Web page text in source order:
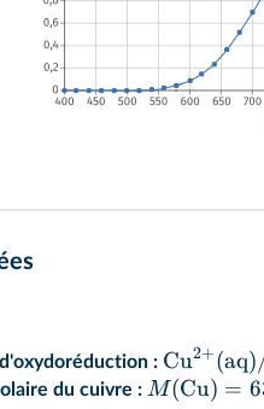
: Cu2+
du cuivre : M(Cu) =